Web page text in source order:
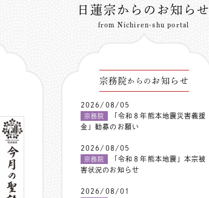
日蓮宗からのお知らせ
from Nichiren-shu portal
宗務院からの お知らせ
2026/08/05
宗務院
「令和８年熊本地震災害義援
金」勧募のお願い
2026/08/05
宗務院
「令和８年熊本地震」本宗被
害状況のお知らせ
2026/08/01